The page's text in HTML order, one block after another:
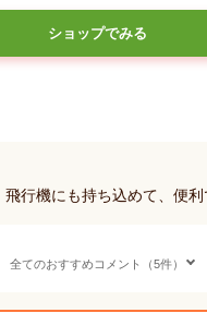
ショップでみる
行機にも持ち込めて、便利
全てのおすすめコメント（5件）